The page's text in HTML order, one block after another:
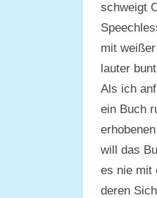
schweigt
mit
lauter
Als ich
ein Buch
will das
es nie mit
deren